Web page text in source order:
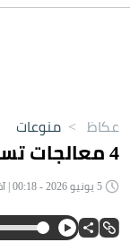
عكاظ > منوعات
4 معالجات تساعد على تخفيف ألم القدمين